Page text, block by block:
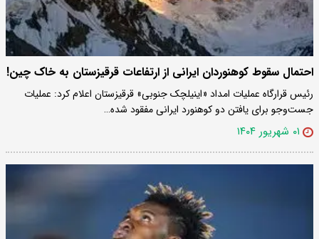
احتمال سقوط کوهنوردان ایرانی از ارتفاعات قرقیزستان به خاک چین!
رئیس قرارگاه عملیات امداد «اینیلچک جنوبی» قرقیزستان اعلام کرد: عملیات
جست‌وجو برای یافتن دو کوهنورد ایرانی مفقود شده…
۰۱ شهریور ۱۴۰۴